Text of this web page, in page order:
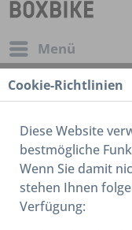
Menü
Cookie-Richtlinien
Diese Website
bestmögliche
Wenn Sie damit
stehen Ihnen
Verfügung: